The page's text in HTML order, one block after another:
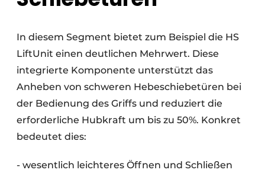
In diesem Segment bietet zum Beispiel die HS
LiftUnit einen deutlichen Mehrwert. Diese
integrierte Komponente unterstützt das
Anheben von schweren Hebeschiebetüren bei
der Bedienung des Griffs und reduziert die
erforderliche Hubkraft um bis zu 50%. Konkret
bedeutet dies:
- wesentlich leichteres Öffnen und Schließen